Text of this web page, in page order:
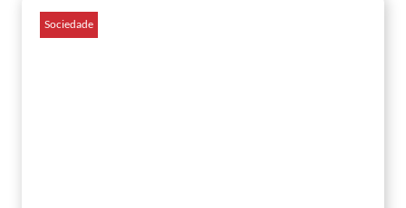
Sociedade